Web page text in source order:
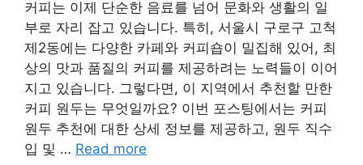
커피는 이제 단순한 음료를 넘어 문화와 생활의 일
부로 자리 잡고 있습니다. 특히, 서울시 구로구 고척
제2동에는 다양한 카페와 커피숍이 밀집해 있어, 최
상의 맛과 품질의 커피를 제공하려는 노력들이 이어
지고 있습니다. 그렇다면, 이 지역에서 추천할 만한
커피 원두는 무엇일까요? 이번 포스팅에서는 커피
원두 추천에 대한 상세 정보를 제공하고, 원두 직수
입 및 … Read more